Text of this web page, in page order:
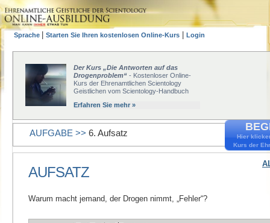
Sprache Starten Sie Ihren kostenlosen Online-Kurs Login
Der Kurs „Die Antworten auf das
Drogenproblem“ - Kostenloser Online-
Kurs der Ehrenamtlichen Scientology
Geistlichen vom Scientology-Handbuch
Erfahren Sie mehr »
Hier
Kurs der
AUFGABE >> 6. Aufsatz
AUFSATZ
Warum macht jemand, der Drogen nimmt, „Fehler“?